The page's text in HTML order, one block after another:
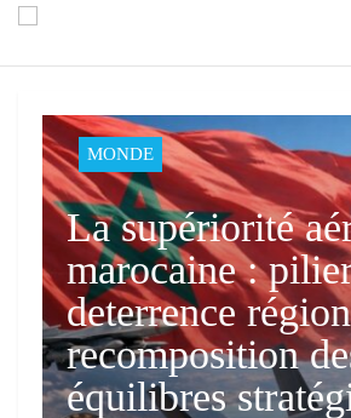
MONDE
La supériorité
marocaine :
deterrence
recomposition
équilibres